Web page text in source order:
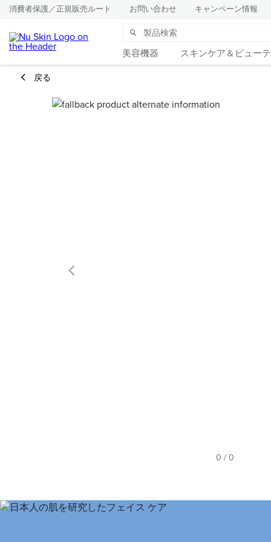
消費者保護／正規販売ルート お問い合わせ キャンペーン情報
美容機器 スキンケア＆ビュー
戻る
0 / 0